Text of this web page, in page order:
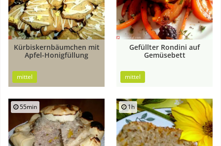
Kürbiskernbäumchen mit
Apfel-Honigfüllung
mittel
Gefüllter Rondini auf
Gemüsebett
mittel
55min 1h